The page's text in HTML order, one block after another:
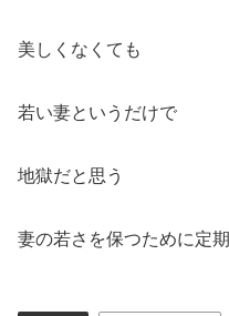
美しくなくても
若い妻というだけで
地獄だと思う
妻の若さを保つために定